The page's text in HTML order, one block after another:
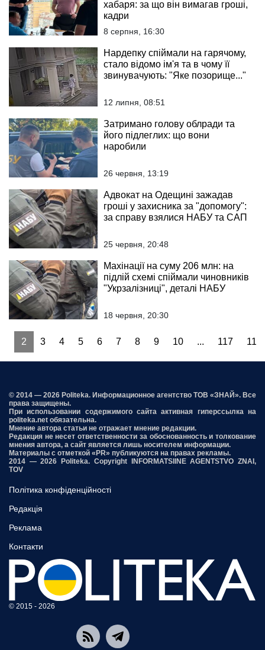
хабаря: за що він вимагав гроші,
кадри
8 серпня, 16:30
Нардепку спіймали на гарячому,
стало відомо ім'я та в чому її
звинувачують: "Яке позорище..."
12 липня, 08:51
Затримано голову облради та
його підлеглих: що вони
наробили
26 червня, 13:19
Адвокат на Одещині зажадав
гроші у захисника за "допомогу":
за справу взялися НАБУ та САП
25 червня, 20:48
Махінації на суму 206 млн: на
підлій схемі спіймали чиновників
"Укрзалізниці", деталі НАБУ
18 червня, 20:30
2 3 4 5 6 7 8 9 10 ... 117 118
© 2014 — 2026 Politeka. Информационное агентство ТОВ «ЗНАЙ». Все
права защищены.
При использовании содержимого сайта активная гиперссылка на
politeka.net обязательна.
Мнение автора статьи не отражает мнение редакции.
Редакция не несет ответственности за обоснованность и толкование
мнения автора, а сайт является лишь носителем информации.
Материалы с отметкой «PR» публикуются на правах рекламы.
2014 — 2026 Politeka. Copyright INFORMATSIINE AGENTSTVO ZNAI,
TOV
Політика конфіденційності
Редакція
Реклама
Контакти
© 2015 - 2026